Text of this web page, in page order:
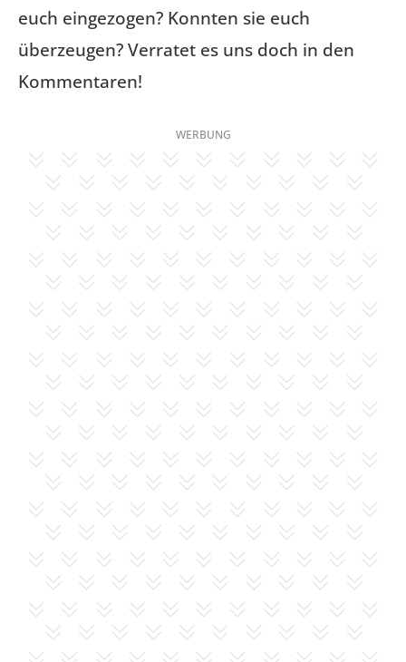
euch eingezogen? Konnten sie euch
überzeugen? Verratet es uns doch in den
Kommentaren!
WERBUNG